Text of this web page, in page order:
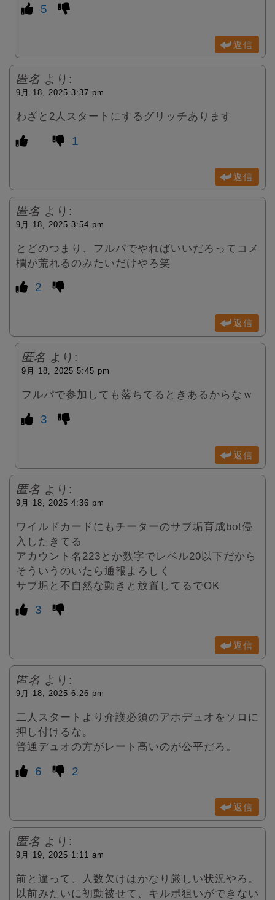
5
返信
匿名 より:
9月 18, 2025 3:37 pm
わざと2人スタートにするグリッチあります
1
返信
匿名 より:
9月 18, 2025 3:54 pm
とどのつまり、フルパでやればいいだろってコメ
欄が荒れるのみたいだけやろ笑
2
返信
匿名 より:
9月 18, 2025 5:45 pm
フルパで参加しても落ちてるときあるからなｗ
3
返信
匿名 より:
9月 18, 2025 4:36 pm
ワイルドカードにもチーターのサブ垢育成bot侵
入したきてる
アカウント名223とか数字でレベル20以下だから
そういうのいたら通報よろしく
サブ垢と不自然な動きと放置してるでOK
3
返信
匿名 より:
9月 18, 2025 6:26 pm
二人スタートより介護必須のアホデュオをソロに
押し付けるな。
普通デュオの方がレート高いのが公平だろ。
6 2
返信
匿名 より:
9月 19, 2025 1:11 am
前と違って、人数欠けはかなり厳しい状況やろ。
以前みたいに初動被せて、キルポ狙いができない